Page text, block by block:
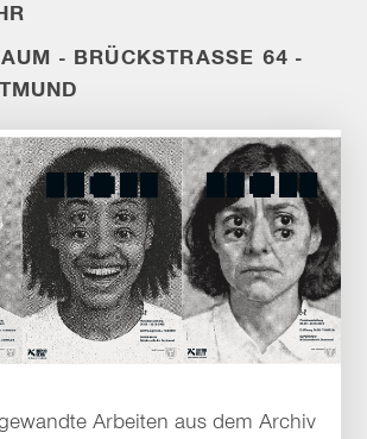
- BRÜCKSTRASSE 64 - 4
Arbeiten aus dem Archiv